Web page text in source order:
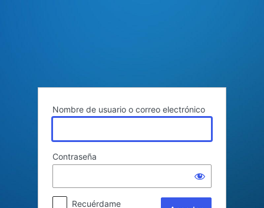
Nombre de usuario o correo electrónico
Contraseña
Recuérdame